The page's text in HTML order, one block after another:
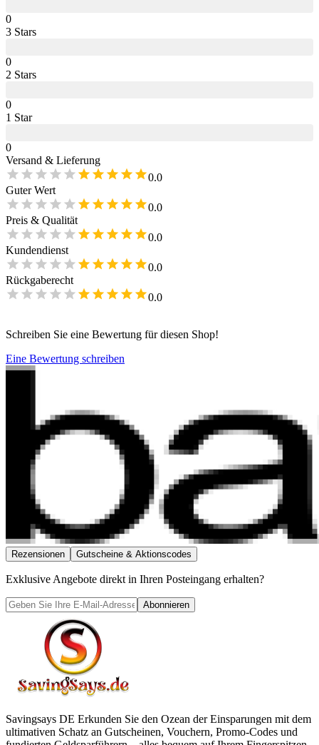
0
3 Stars
0
2 Stars
0
1 Star
0
Versand & Lieferung
0.0
Guter Wert
0.0
Preis & Qualität
0.0
Kundendienst
0.0
Rückgaberecht
0.0
Schreiben Sie eine Bewertung für diesen Shop!
Eine Bewertung schreiben
Rezensionen Gutscheine & Aktionscodes
Exklusive Angebote direkt in Ihren Posteingang erhalten?
Abonnieren
Savingsays DE Erkunden Sie den Ozean der Einsparungen mit dem
ultimativen Schatz an Gutscheinen, Vouchern, Promo-Codes und